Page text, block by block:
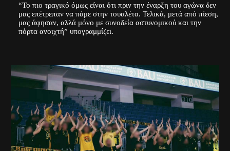
“Το πιο τραγικό όμως είναι ότι πριν την έναρξη του αγώνα δεν
μας επέτρεπαν να πάμε στην τουαλέτα. Τελικά, μετά από πίεση,
μας άφησαν, αλλά μόνο με συνοδεία αστυνομικού και την
πόρτα ανοιχτή” υπογραμμίζει.